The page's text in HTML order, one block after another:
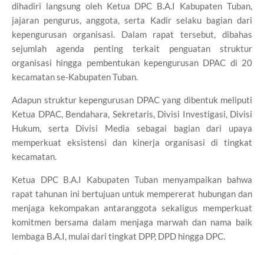
dihadiri langsung oleh Ketua DPC B.A.I Kabupaten Tuban,
jajaran pengurus, anggota, serta Kadir selaku bagian dari
kepengurusan organisasi. Dalam rapat tersebut, dibahas
sejumlah agenda penting terkait penguatan struktur
organisasi hingga pembentukan kepengurusan DPAC di 20
kecamatan se-Kabupaten Tuban.
Adapun struktur kepengurusan DPAC yang dibentuk meliputi
Ketua DPAC, Bendahara, Sekretaris, Divisi Investigasi, Divisi
Hukum, serta Divisi Media sebagai bagian dari upaya
memperkuat eksistensi dan kinerja organisasi di tingkat
kecamatan.
Ketua DPC B.A.I Kabupaten Tuban menyampaikan bahwa
rapat tahunan ini bertujuan untuk mempererat hubungan dan
menjaga kekompakan antaranggota sekaligus memperkuat
komitmen bersama dalam menjaga marwah dan nama baik
lembaga B.A.I, mulai dari tingkat DPP, DPD hingga DPC.